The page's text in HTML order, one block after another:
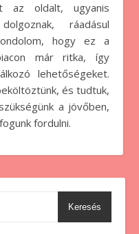
az oldalt, ugyanis
ráadásul
hogy ez a
már ritka, így
lehetőségeket.
és tudtuk,
a jövőben,
fordulni.
Keresés